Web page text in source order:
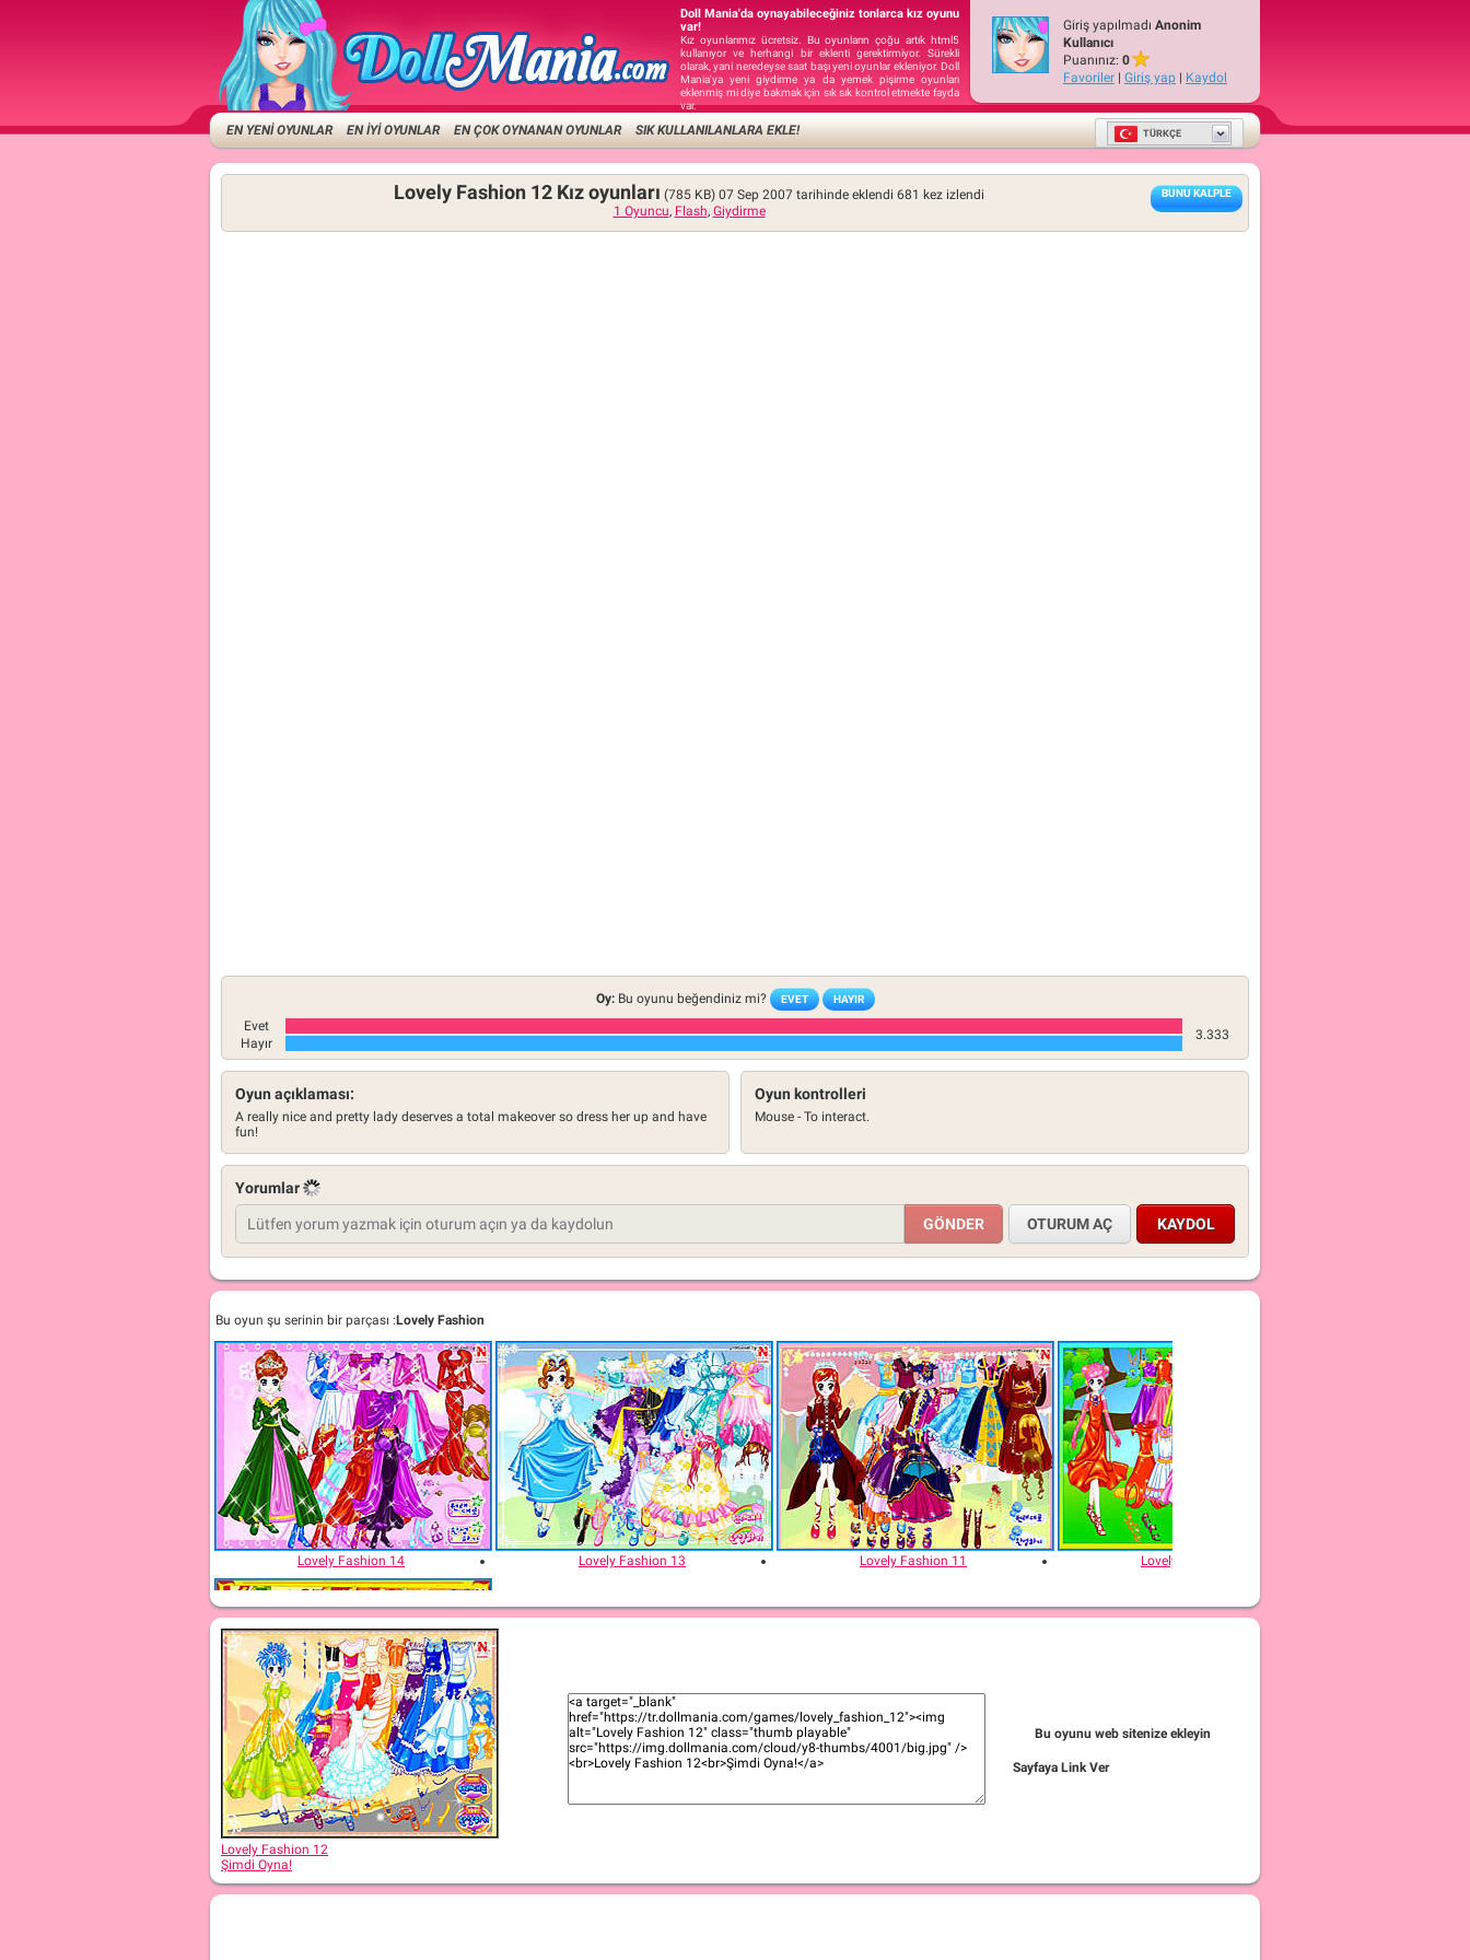
Doll Mania'da oynayabileceğiniz tonlarca kız oyunu
var!
Kız oyunlarımız ücretsiz. Bu oyunların çoğu artık html5
kullanıyor ve herhangi bir eklenti gerektirmiyor. Sürekli
olarak, yani neredeyse saat başı yeni oyunlar ekleniyor. Doll
Mania'ya yeni giydirme ya da yemek pişirme oyunları
eklenmiş mi diye bakmak için sık sık kontrol etmekte fayda
var.
Giriş yapılmadı Anonim
Kullanıcı
Puanınız: 0
Favoriler | Giriş yap | Kaydol
EN YENİ OYUNLAR EN İYİ OYUNLAR EN ÇOK OYNANAN OYUNLAR SIK KULLANILANLARA EKLE! TÜRKÇE
BUNU KALPLE
Lovely Fashion 12 Kız oyunları (785 KB) 07 Sep 2007 tarihinde eklendi 681 kez izlendi
1 Oyuncu, Flash, Giydirme
Oy:Bu oyunu beğendiniz mi? EVET HAYIR
Evet
3.333
Hayır
Oyun açıklaması:
A really nice and pretty lady deserves a total makeover so dress her up and have
fun!
Oyun kontrolleri
Mouse - To interact.
Yorumlar
OTURUM AÇ KAYDOL
Bu oyun şu serinin bir parçası :Lovely Fashion
Lovely Fashion 14 Lovely Fashion 13 Lovely Fashion 11 Lovely Fashion 10
Lovely Fashion 7
Lovely Fashion 12
Şimdi Oyna!
Bu oyunu web sitenize ekleyin
Sayfaya Link Ver